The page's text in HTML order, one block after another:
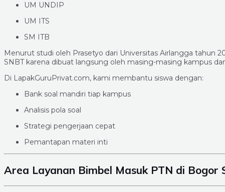
UM UNDIP
UM ITS
SM ITB
Menurut studi oleh Prasetyo dari Universitas Airlangga tahun
SNBT karena dibuat langsung oleh masing-masing kampus
Di LapakGuruPrivat.com, kami membantu siswa dengan:
Bank soal mandiri tiap kampus
Analisis pola soal
Strategi pengerjaan cepat
Pemantapan materi inti
Area Layanan Bimbel Masuk PTN di Bogor